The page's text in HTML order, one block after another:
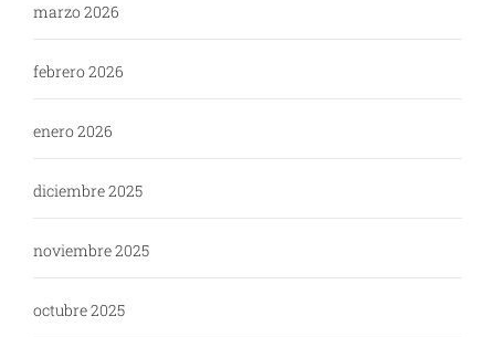
marzo 2026
febrero 2026
enero 2026
diciembre 2025
noviembre 2025
octubre 2025